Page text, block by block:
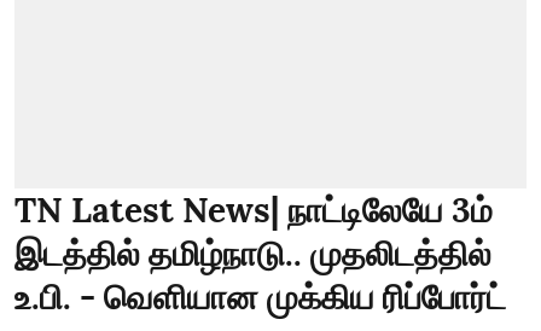
TN Latest News| நாட்டிலேயே 3ம்
இடத்தில் தமிழ்நாடு.. முதலிடத்தில்
உ.பி. - வெளியான முக்கிய ரிப்போர்ட்